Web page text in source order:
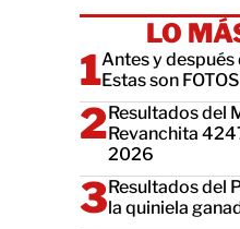
LO
Antes y después
Estas son
Resultados del
Revanchita
2026
Resultados del
la quiniela